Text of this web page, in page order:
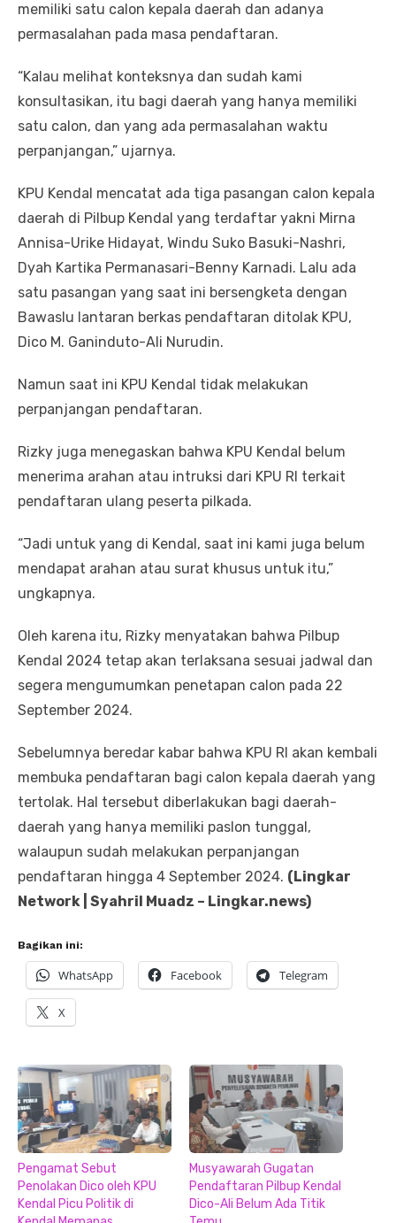
memiliki satu calon kepala daerah dan adanya
permasalahan pada masa pendaftaran.
“Kalau melihat konteksnya dan sudah kami
konsultasikan, itu bagi daerah yang hanya memiliki
satu calon, dan yang ada permasalahan waktu
perpanjangan,” ujarnya.
KPU Kendal mencatat ada tiga pasangan calon kepala
daerah di Pilbup Kendal yang terdaftar yakni Mirna
Annisa-Urike Hidayat, Windu Suko Basuki-Nashri,
Dyah Kartika Permanasari-Benny Karnadi. Lalu ada
satu pasangan yang saat ini bersengketa dengan
Bawaslu lantaran berkas pendaftaran ditolak KPU,
Dico M. Ganinduto-Ali Nurudin.
Namun saat ini KPU Kendal tidak melakukan
perpanjangan pendaftaran.
Rizky juga menegaskan bahwa KPU Kendal belum
menerima arahan atau intruksi dari KPU RI terkait
pendaftaran ulang peserta pilkada.
“Jadi untuk yang di Kendal, saat ini kami juga belum
mendapat arahan atau surat khusus untuk itu,”
ungkapnya.
Oleh karena itu, Rizky menyatakan bahwa Pilbup
Kendal 2024 tetap akan terlaksana sesuai jadwal dan
segera mengumumkan penetapan calon pada 22
September 2024.
Sebelumnya beredar kabar bahwa KPU RI akan kembali
membuka pendaftaran bagi calon kepala daerah yang
tertolak. Hal tersebut diberlakukan bagi daerah-
daerah yang hanya memiliki paslon tunggal,
walaupun sudah melakukan perpanjangan
pendaftaran hingga 4 September 2024. (Lingkar
Network | Syahril Muadz – Lingkar.news)
Bagikan ini:
WhatsApp Facebook Telegram
X
Pengamat Sebut
Penolakan Dico oleh KPU
Kendal Picu Politik di
Musyawarah Gugatan
Pendaftaran Pilbup Kendal
Dico-Ali Belum Ada Titik